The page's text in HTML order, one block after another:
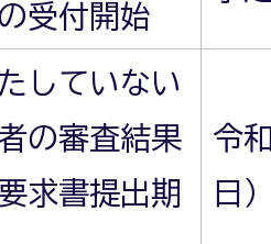
受付開始
していない
の審査結果
求書提出期
令
日